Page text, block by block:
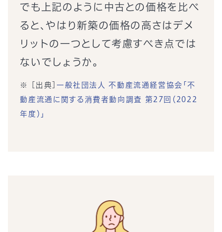
でも上記のように中古との価格を比べ
ると、やはり新築の価格の高さはデメ
リットの一つとして考慮すべき点では
ないでしょうか。
[出典] 一般社団法人 不動産流通経営協会「不
動産流通に関する消費者動向調査 第27回（2022
年度）」